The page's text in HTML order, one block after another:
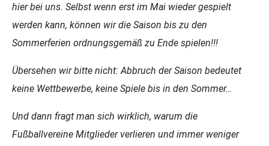
hier bei uns. Selbst wenn erst im Mai wieder gespielt
werden kann, können wir die Saison bis zu den
Sommerferien ordnungsgemäß zu Ende spielen!!!
Übersehen wir bitte nicht: Abbruch der Saison bedeutet
keine Wettbewerbe, keine Spiele bis in den Sommer…
Und dann fragt man sich wirklich, warum die
Fußballvereine Mitglieder verlieren und immer weniger